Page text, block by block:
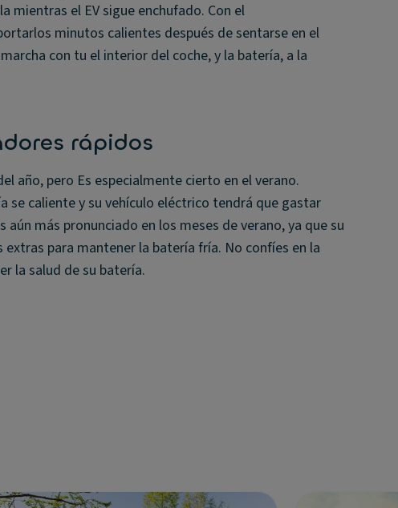
mientras el EV sigue enchufado. Con el
minutos calientes después de sentarse en el
con tu el interior del coche, y la batería, a la
rápidos
año, pero Es especialmente cierto en el verano.
se caliente y su vehículo eléctrico tendrá que gastar
más pronunciado en los meses de verano, ya que su
para mantener la batería fría. No confíes en la
la salud de su batería.